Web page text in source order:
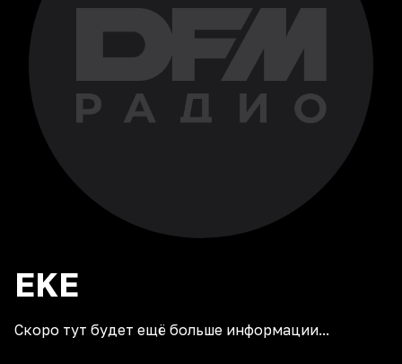
EKE
Скоро тут будет ещё больше информации...